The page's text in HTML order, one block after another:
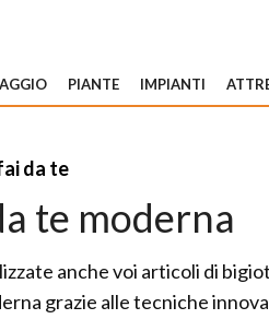
PIANTE IMPIANTI
da te
te moderna
anche voi articoli di
grazie alle tecniche